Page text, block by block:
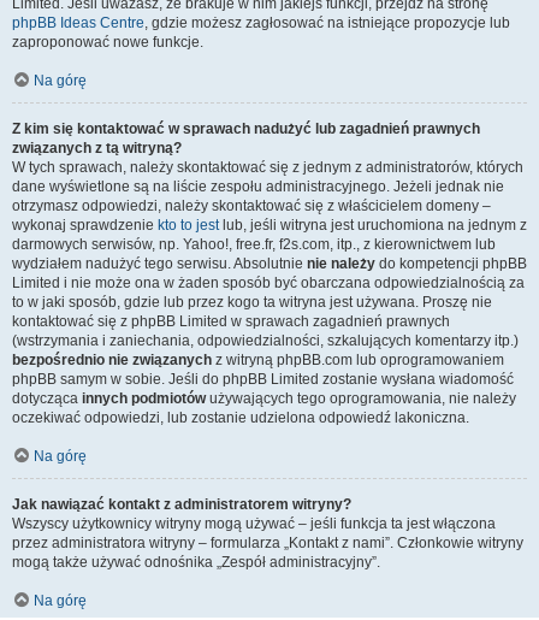
Limited. Jeśli uważasz, że brakuje w nim jakiejś funkcji, przejdź na stronę
phpBB Ideas Centre, gdzie możesz zagłosować na istniejące propozycje lub
zaproponować nowe funkcje.
Na górę
Z kim się kontaktować w sprawach nadużyć lub zagadnień prawnych
związanych z tą witryną?
W tych sprawach, należy skontaktować się z jednym z administratorów, których
dane wyświetlone są na liście zespołu administracyjnego. Jeżeli jednak nie
otrzymasz odpowiedzi, należy skontaktować się z właścicielem domeny –
wykonaj sprawdzenie kto to jestlub, jeśli witryna jest uruchomiona na jednym z
darmowych serwisów, np. Yahoo!, free.fr, f2s.com, itp., z kierownictwem lub
wydziałem nadużyć tego serwisu. Absolutnie nie należy do kompetencji phpBB
Limited i nie może ona w żaden sposób być obarczana odpowiedzialnością za
to w jaki sposób, gdzie lub przez kogo ta witryna jest używana. Proszę nie
kontaktować się z phpBB Limited w sprawach zagadnień prawnych
(wstrzymania i zaniechania, odpowiedzialności, szkalujących komentarzy itp.)
bezpośrednio nie związanych z witryną phpBB.com lub oprogramowaniem
phpBB samym w sobie. Jeśli do phpBB Limited zostanie wysłana wiadomość
dotycząca innych podmiotówużywających tego oprogramowania, nie należy
oczekiwać odpowiedzi, lub zostanie udzielona odpowiedź lakoniczna.
Na górę
Jak nawiązać kontakt z administratorem witryny?
Wszyscy użytkownicy witryny mogą używać – jeśli funkcja ta jest włączona
przez administratora witryny – formularza „Kontakt z nami”. Członkowie witryny
mogą także używać odnośnika „Zespół administracyjny”.
Na górę